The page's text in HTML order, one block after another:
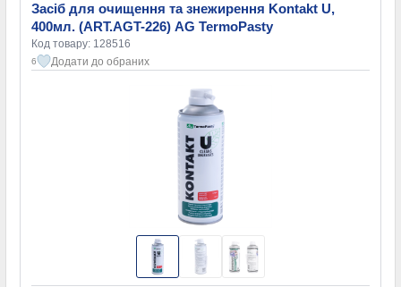
Засіб для очищення та знежирення Kontakt U,
400мл. (ART.AGT-226) AG TermoPasty
Код товару: 128516
6 Додати до обраних